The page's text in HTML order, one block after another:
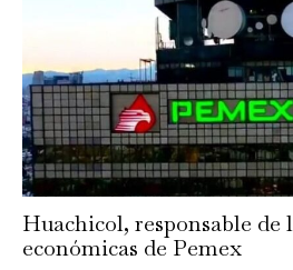
Huachicol, responsable de
económicas de Pemex